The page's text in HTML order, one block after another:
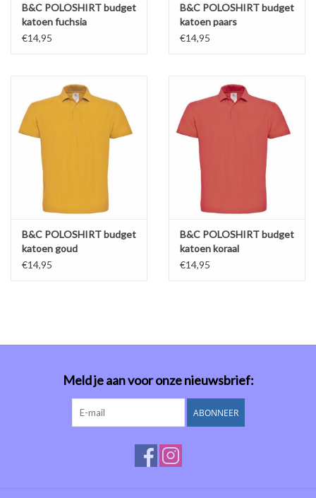
B&C POLOSHIRT budget
katoen fuchsia
€14,95
B&C POLOSHIRT budget
katoen paars
€14,95
B&C POLOSHIRT budget
katoen goud
€14,95
B&C POLOSHIRT budget
katoen koraal
€14,95
Meld je aan voor onze nieuwsbrief:
ABONNEER